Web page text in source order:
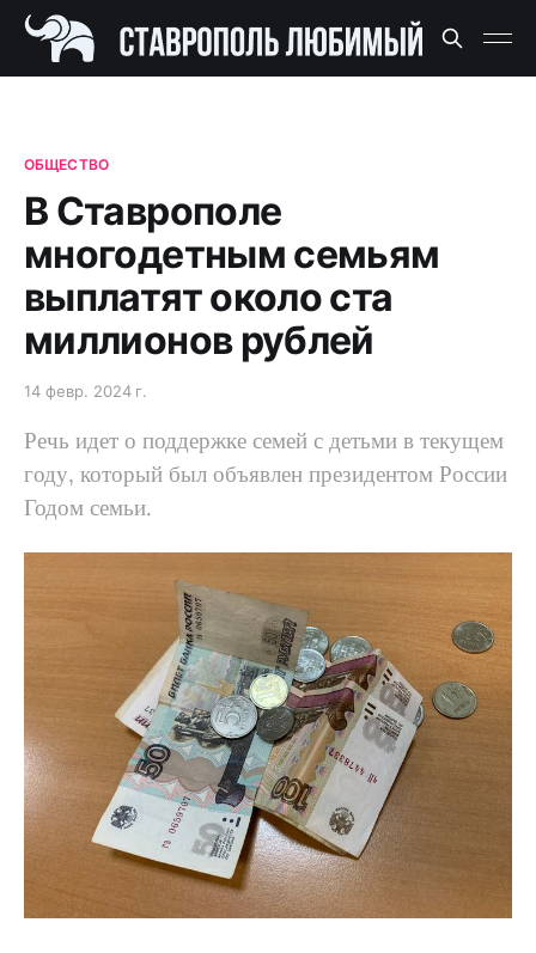
ОБЩЕСТВО
В Ставрополе
многодетным семьям
выплатят около ста
миллионов рублей
14 февр. 2024 г.
Речь идет о поддержке семей с детьми в текущем
году, который был объявлен президентом России
Годом семьи.